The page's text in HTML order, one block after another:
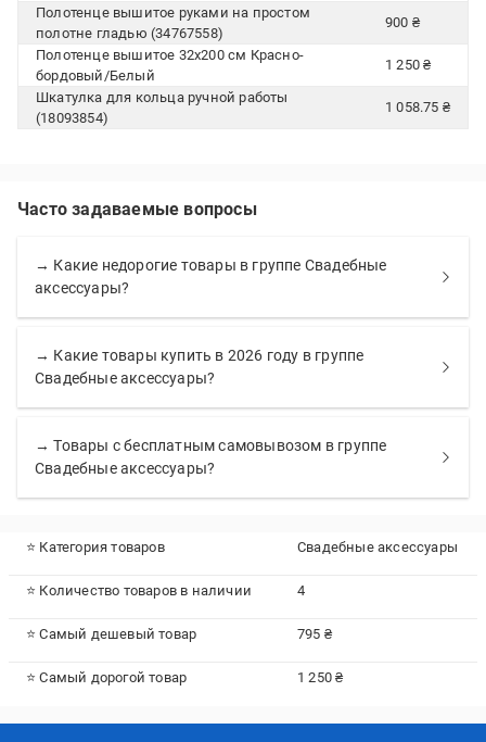
Полотенце вышитое руками на простом
полотне гладью (34767558)
900 ₴
Полотенце вышитое 32х200 см Красно-
бордовый/Белый
1 250 ₴
Шкатулка для кольца ручной работы
(18093854)
1 058.75 ₴
Часто задаваемые вопросы
→ Какие недорогие товары в группе Свадебные
аксессуары?
→ Какие товары купить в 2026 году в группе
Свадебные аксессуары?
→ Товары с бесплатным самовывозом в группе
Свадебные аксессуары?
⭐ Категория товаров Свадебные аксессуары
⭐ Количество товаров в наличии 4
⭐ Самый дешевый товар 795 ₴
⭐ Самый дорогой товар 1 250 ₴